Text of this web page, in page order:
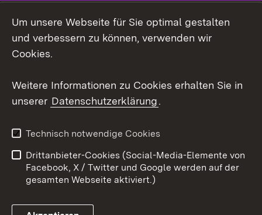
Social Wall
Youtube
Kontakt
Datenschutz
Barrierefreiheit
Impressum Cookies
Um unsere Webseite für Sie optimal gestalten
und verbessern zu können, verwenden wir
Cookies.
Weitere Informationen zu Cookies erhalten Sie in
unserer Datenschutzerklärung.
Technisch notwendige Cookies
Drittanbieter-Cookies (Social-Media-Elemente von
Facebook, X / Twitter und Google werden auf der
gesamten Webseite aktiviert.)